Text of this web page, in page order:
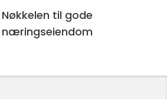
til gode